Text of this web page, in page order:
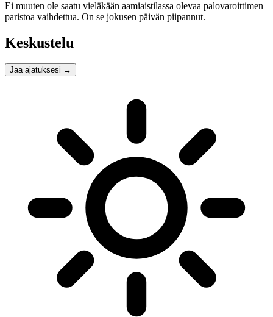
Ei muuten ole saatu vieläkään aamiaistilassa olevaa palovaroittimen
paristoa vaihdettua. On se jokusen päivän piipannut.
Keskustelu
Jaa ajatuksesi →